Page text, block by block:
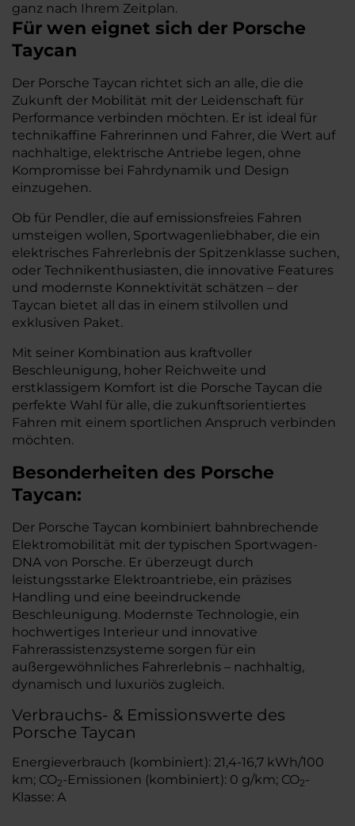
ganz nach Ihrem Zeitplan.
Für wen eignet sich der Porsche
Taycan
Der Porsche Taycan richtet sich an alle, die die
Zukunft der Mobilität mit der Leidenschaft für
Performance verbinden möchten. Er ist ideal für
technikaffine Fahrerinnen und Fahrer, die Wert auf
nachhaltige, elektrische Antriebe legen, ohne
Kompromisse bei Fahrdynamik und Design
einzugehen.
Ob für Pendler, die auf emissionsfreies Fahren
umsteigen wollen, Sportwagenliebhaber, die ein
elektrisches Fahrerlebnis der Spitzenklasse suchen,
oder Technikenthusiasten, die innovative Features
und modernste Konnektivität schätzen – der
Taycan bietet all das in einem stilvollen und
exklusiven Paket.
Mit seiner Kombination aus kraftvoller
Beschleunigung, hoher Reichweite und
erstklassigem Komfort ist die Porsche Taycan die
perfekte Wahl für alle, die zukunftsorientiertes
Fahren mit einem sportlichen Anspruch verbinden
möchten.
Besonderheiten des Porsche
Taycan:
Der Porsche Taycan kombiniert bahnbrechende
Elektromobilität mit der typischen Sportwagen-
DNA von Porsche. Er überzeugt durch
leistungsstarke Elektroantriebe, ein präzises
Handling und eine beeindruckende
Beschleunigung. Modernste Technologie, ein
hochwertiges Interieur und innovative
Fahrerassistenzsysteme sorgen für ein
außergewöhnliches Fahrerlebnis – nachhaltig,
dynamisch und luxuriös zugleich.
Verbrauchs- & Emissionswerte des
Porsche Taycan
Energieverbrauch (kombiniert): 21,4-16,7 kWh/100
km; CO2-Emissionen (kombiniert): 0 g/km; CO2-
Klasse: A